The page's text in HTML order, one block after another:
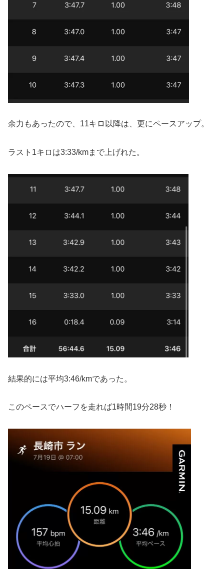
余力もあったので、11キロ以降は、更にペースアップ。
ラスト1キロは3:33/kmまで上げれた。
結果的には平均3:46/kmであった。
このペースでハーフを走れば1時間19分28秒！